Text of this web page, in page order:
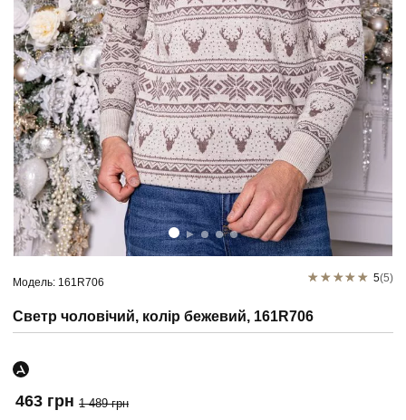
Модель: 161R706 5(5)
Светр чоловічий, колір бежевий, 161R706
463 грн 1 489 грн